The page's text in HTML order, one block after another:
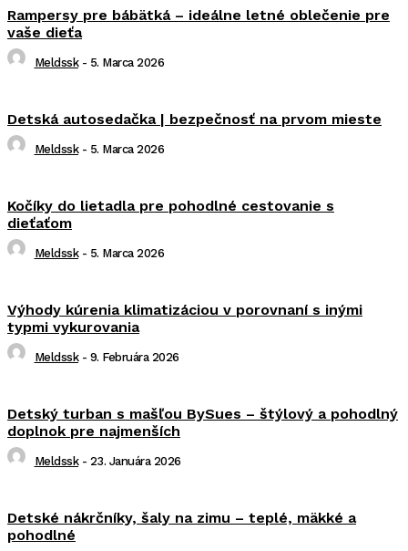
Rampersy pre bábätká – ideálne letné oblečenie pre
vaše dieťa
Meldssk - 5. Marca 2026
Detská autosedačka | bezpečnosť na prvom mieste
Meldssk - 5. Marca 2026
Kočíky do lietadla pre pohodlné cestovanie s
dieťaťom
Meldssk - 5. Marca 2026
Výhody kúrenia klimatizáciou v porovnaní s inými
typmi vykurovania
Meldssk - 9. Februára 2026
Detský turban s mašľou BySues – štýlový a pohodlný
doplnok pre najmenších
Meldssk - 23. Januára 2026
Detské nákrčníky, šaly na zimu – teplé, mäkké a
pohodlné